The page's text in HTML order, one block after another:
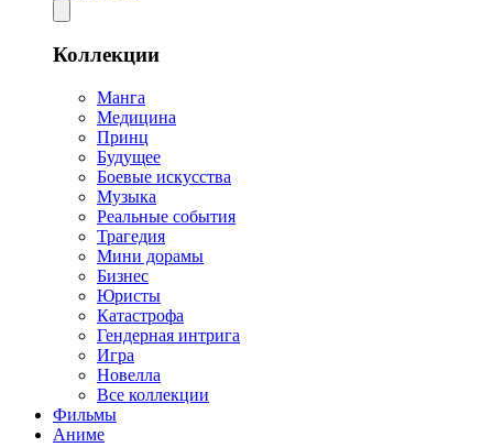
Коллекции
Манга
Медицина
Принц
Будущее
Боевые искусства
Музыка
Реальные события
Трагедия
Мини дорамы
Бизнес
Юристы
Катастрофа
Гендерная интрига
Игра
Новелла
Все коллекции
Фильмы
Аниме